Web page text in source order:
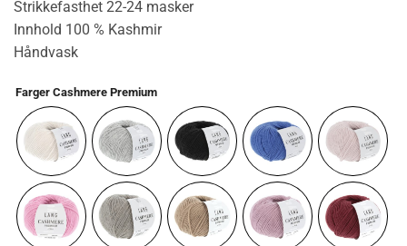
Strikkefasthet 22-24 masker
Innhold 100 % Kashmir
Håndvask
Farger Cashmere Premium